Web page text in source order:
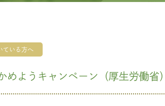
ている方へ
めようキャンペーン（厚生労働省）